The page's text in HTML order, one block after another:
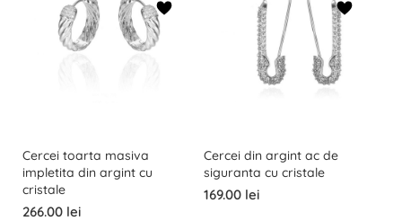
Cercei toarta masiva
impletita din argint cu
cristale
266.00 lei
Cercei din argint ac de
siguranta cu cristale
169.00 lei